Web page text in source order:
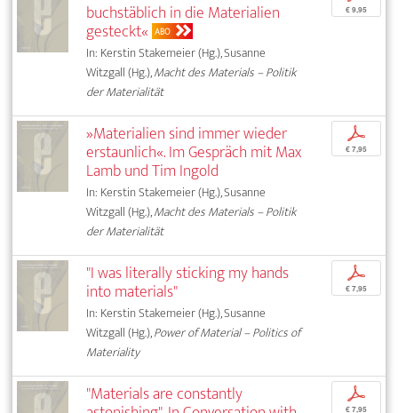
buchstäblich in die Materialien
gesteckt« ABO
In: Kerstin Stakemeier (Hg.), Susanne
Witzgall (Hg.),Macht des Materials – Politik
der Materialität
€ 9,95
»Materialien sind immer wieder
erstaunlich«. Im Gespräch mit Max
Lamb und Tim Ingold
In: Kerstin Stakemeier (Hg.), Susanne
Witzgall (Hg.),Macht des Materials – Politik
der Materialität
p
€ 7,95
"I was literally sticking my hands
into materials"
In: Kerstin Stakemeier (Hg.), Susanne
Witzgall (Hg.),Power of Material – Politics of
Materiality
p
€ 7,95
"Materials are constantly p
€ 7,95